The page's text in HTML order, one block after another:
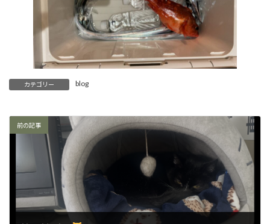
カテゴリー blog
前の記事